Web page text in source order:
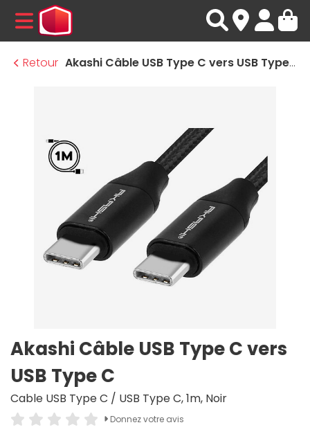
MENU
Retour
Akashi Câble USB Type C vers USB Type C
Akashi Câble USB Type C vers
USB Type C
Cable USB Type C / USB Type C, 1m, Noir
Donnez votre avis